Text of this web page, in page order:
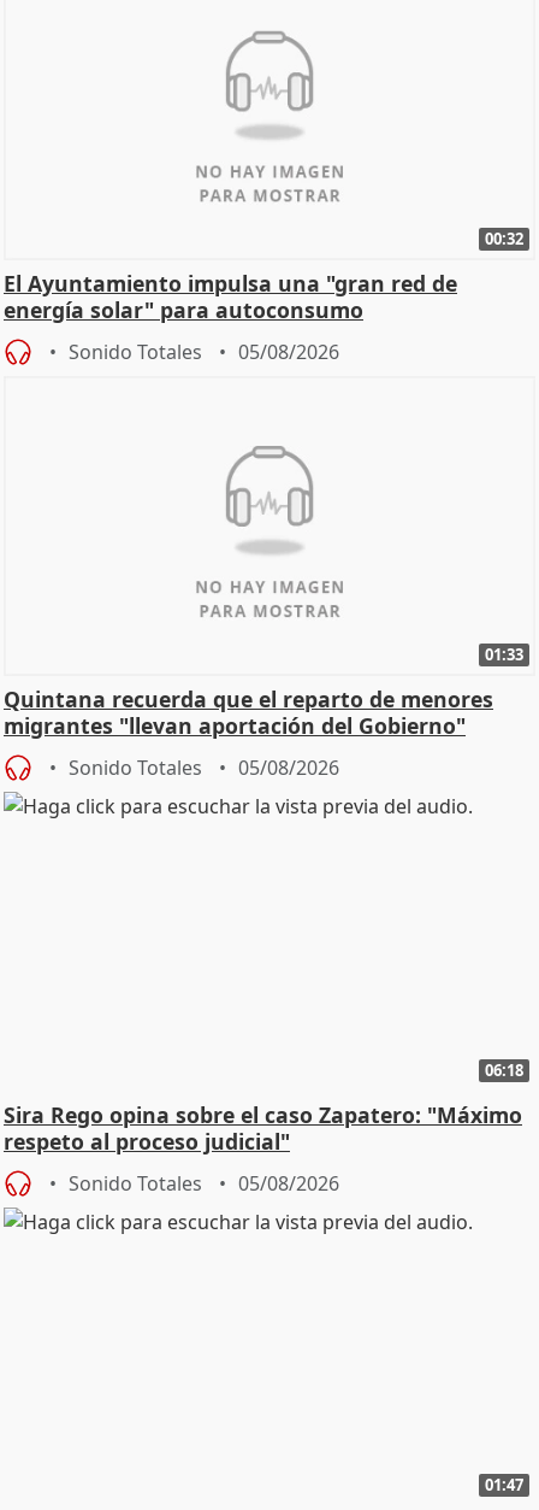
00:32
El Ayuntamiento impulsa una "gran red de
energía solar" para autoconsumo
Sonido Totales 05/08/2026
01:33
Quintana recuerda que el reparto de menores
migrantes "llevan aportación del Gobierno"
central
Sonido Totales 05/08/2026
06:18
Sira Rego opina sobre el caso Zapatero: "Máximo
respeto al proceso judicial"
Sonido Totales 05/08/2026
01:47